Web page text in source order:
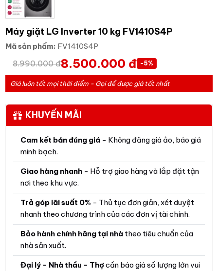
Máy giặt LG Inverter 10 kg FV1410S4P
Mã sản phẩm: FV1410S4P
8.990.000 đ8.500.000 đ -5%
Giá luôn tốt mọi thời điểm - Gọi để được giá tốt nhất
KHUYẾN MÃI
Cam kết bán đúng giá - Không đăng giá ảo, báo giá
minh bạch.
Giao hàng nhanh - Hỗ trợ giao hàng và lắp đặt tận
nơi theo khu vực.
Trả góp lãi suất 0% - Thủ tục đơn giản, xét duyệt
nhanh theo chương trình của các đơn vị tài chính.
Bảo hành chính hãng tại nhà theo tiêu chuẩn của
nhà sản xuất.
Đại lý - Nhà thầu - Thợcần báo giá số lượng lớn vui